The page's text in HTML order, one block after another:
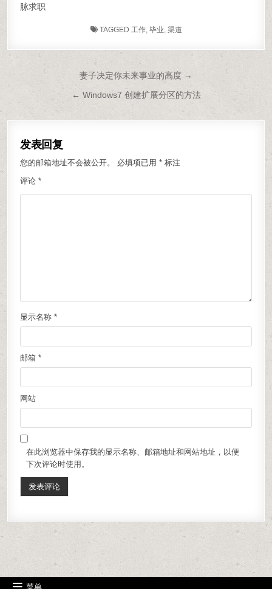
脉求职
TAGGED 工作, 毕业, 渠道
文章导航
妻子决定你未来事业的高度 →
← Windows7 创建扩展分区的方法
发表回复
您的邮箱地址不会被公开。 必填项已用* 标注
评论*
显示名称*
邮箱*
网站
在此浏览器中保存我的显示名称、邮箱地址和网站地址，以便
下次评论时使用。
菜单